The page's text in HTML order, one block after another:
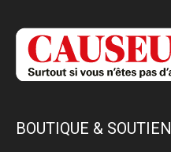
BOUTIQUE & SOUTIEN